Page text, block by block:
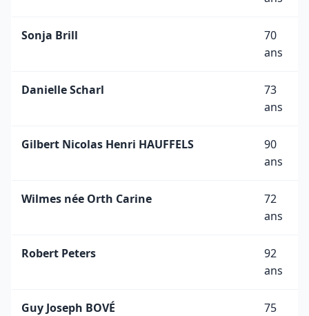
Sonja Brill
70
ans
Danielle Scharl
73
ans
Gilbert Nicolas Henri HAUFFELS
90
ans
Wilmes née Orth Carine
72
ans
Robert Peters
92
ans
Guy Joseph BOVÉ
75